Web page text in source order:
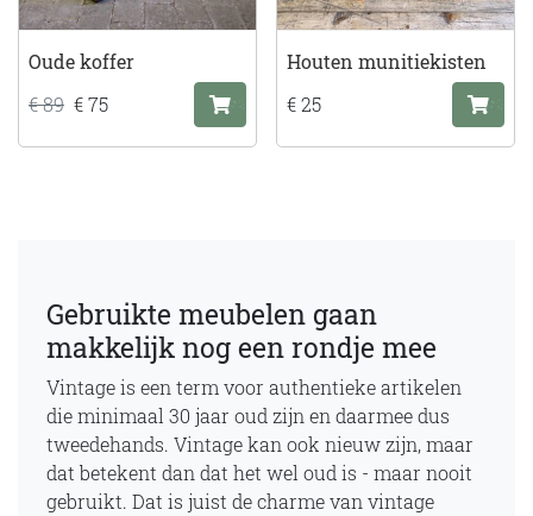
Oude koffer
€ 89 € 75
Houten munitiekisten
€ 25
Gebruikte meubelen gaan
makkelijk nog een rondje mee
Vintage is een term voor authentieke artikelen
die minimaal 30 jaar oud zijn en daarmee dus
tweedehands. Vintage kan ook nieuw zijn, maar
dat betekent dan dat het wel oud is - maar nooit
gebruikt. Dat is juist de charme van vintage